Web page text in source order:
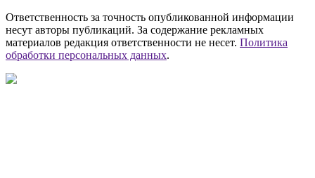
Ответственность за точность опубликованной информации
несут авторы публикаций. За содержание рекламных
материалов редакция ответственности не несет. Политика
обработки персональных данных.